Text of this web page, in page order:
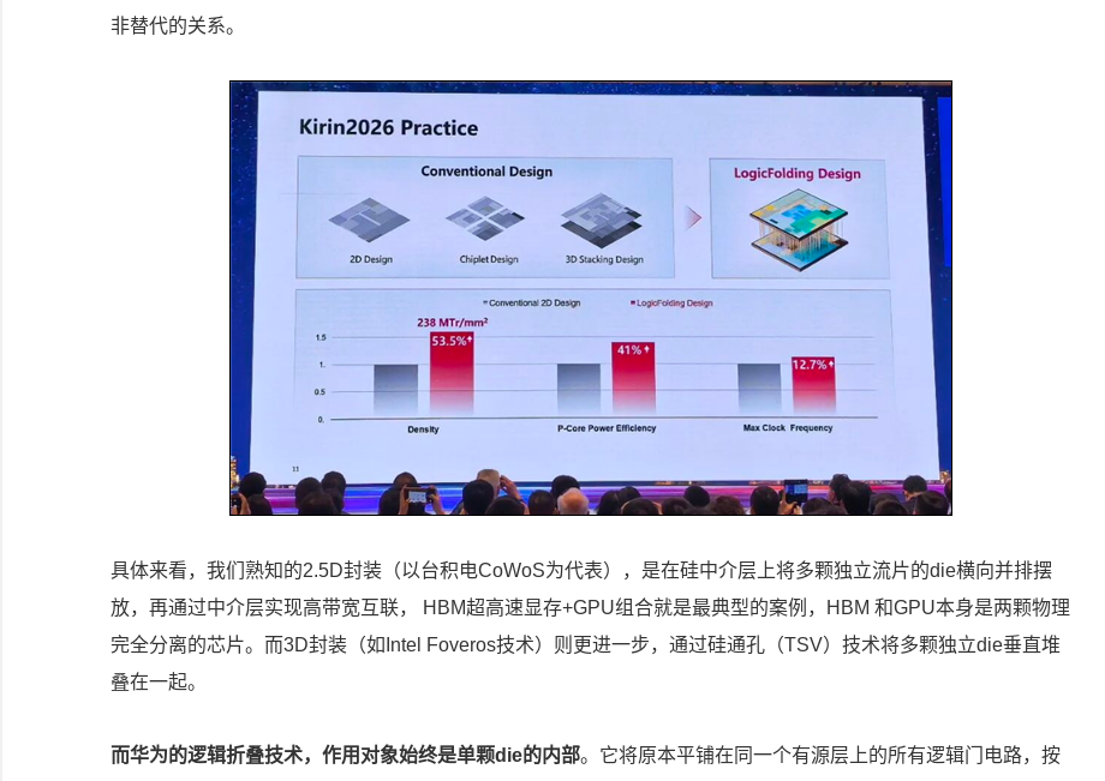
非替代的关系。
具体来看，我们熟知的2.5D封装（以台积电CoWoS为代表），是在硅中介层上将多颗独立流片的die横向并排摆
放，再通过中介层实现高带宽互联， HBM超高速显存+GPU组合就是最典型的案例，HBM 和GPU本身是两颗物理
完全分离的芯片。而3D封装（如Intel Foveros技术）则更进一步，通过硅通孔（TSV）技术将多颗独立die垂直堆
叠在一起。
而华为的逻辑折叠技术，作用对象始终是单颗die的内部。它将原本平铺在同一个有源层上的所有逻辑门电路，按